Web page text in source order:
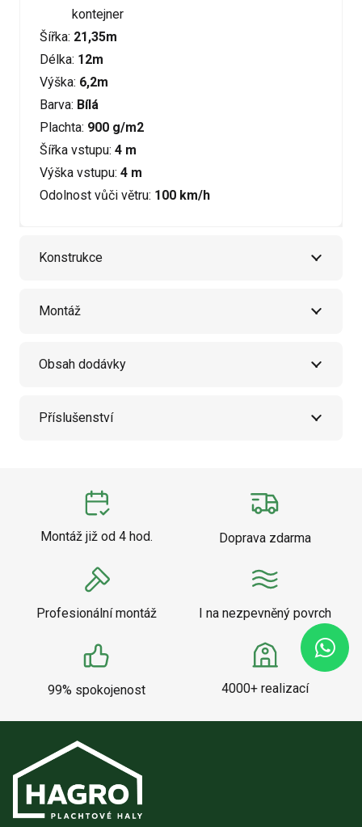
kontejner
Šířka: 21,35m
Délka: 12m
Výška: 6,2m
Barva: Bílá
Plachta: 900 g/m2
Šířka vstupu: 4 m
Výška vstupu: 4 m
Odolnost vůči větru: 100 km/h
Konstrukce
Montáž
Obsah dodávky
Příslušenství
Montáž již od 4 hod. Doprava zdarma
Profesionální montáž I na nezpevněný povrch
99% spokojenost 4000+ realizací